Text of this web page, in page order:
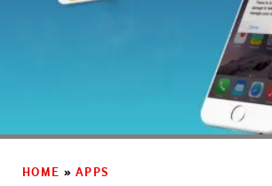
HOME » APPS